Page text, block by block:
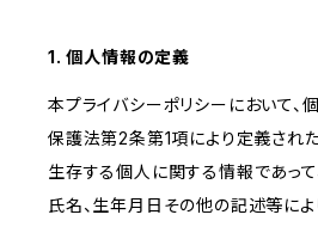
1. 個人情報の定義
本プライバシーポリシーにおいて、
保護法第2条第1項により定義された
生存する個人に関する情報であっ
氏名、生年月日その他の記述等に